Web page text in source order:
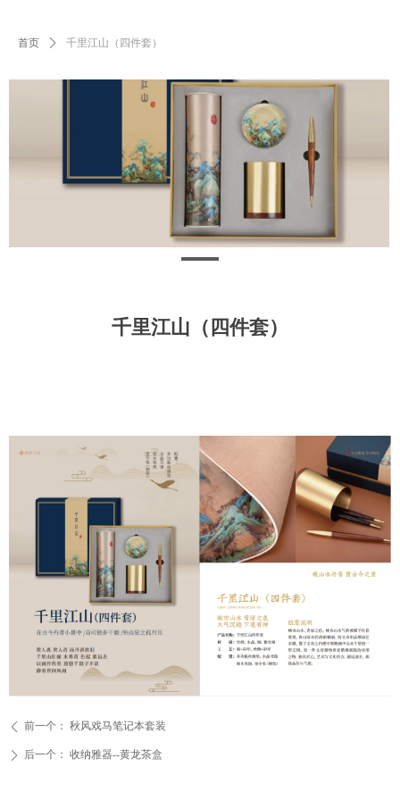
首页 ꄲ 千里江山（四件套）
千里江山（四件套）
ꄴ 前一个： 秋风戏马笔记本套装
ꄲ 后一个： 收纳雅器--黄龙茶盒